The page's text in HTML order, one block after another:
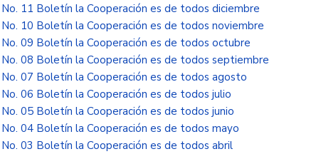
No. 11 Boletín la Cooperación es de todos diciembre
No. 10 Boletín la Cooperación es de todos noviembre
No. 09 Boletín la Cooperación es de todos octubre
No. 08 Boletín la Cooperación es de todos septiembre
No. 07 Boletín la Cooperación es de todos agosto
No. 06 Boletín la Cooperación es de todos julio
No. 05 Boletín la Cooperación es de todos junio
No. 04 Boletín la Cooperación es de todos mayo
No. 03 Boletín la Cooperación es de todos abril